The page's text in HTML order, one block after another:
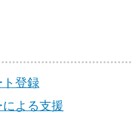
ト登録
よる支援